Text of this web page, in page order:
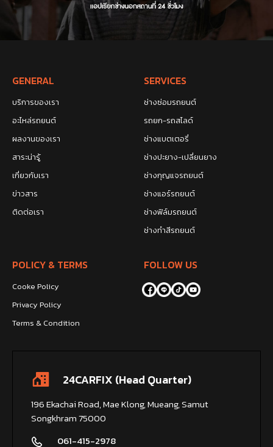
GENERAL
บริการของเรา
อะไหล่รถยนต์
ผลงานของเรา
สาระน่ารู้
เกี่ยวกับเรา
ข่าวสาร
ติดต่อเรา
SERVICES
ช่างซ่อมรถยนต์
รถยก-รถสไลด์
ช่างแบตเตอรี่
ช่างปะยาง-เปลี่ยนยาง
ช่างกุญแจรถยนต์
ช่างแอร์รถยนต์
ช่างฟิล์มรถยนต์
ช่างทำสีรถยนต์
POLICY & TERMS
Cooke Policy
Privacy Policy
Terms & Condition
FOLLOW US
24CARFIX (Head Quarter)
196 Ekachai Road, Mae Klong, Mueang, Samut
Songkhram 75000
061-415-2978